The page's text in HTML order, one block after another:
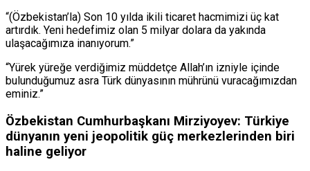
“(Özbekistan’la) Son 10 yılda ikili ticaret hacmimizi üç kat
artırdık. Yeni hedefimiz olan 5 milyar dolara da yakında
ulaşacağımıza inanıyorum.”
“Yürek yüreğe verdiğimiz müddetçe Allah’ın izniyle içinde
bulunduğumuz asra Türk dünyasının mührünü vuracağımızdan
eminiz.”
Özbekistan Cumhurbaşkanı Mirziyoyev: Türkiye
dünyanın yeni jeopolitik güç merkezlerinden biri
haline geliyor